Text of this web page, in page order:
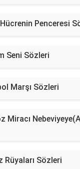
Penceresi
Seni Sözleri
Marşı Sözleri
Miracı
Rüyaları Sözleri